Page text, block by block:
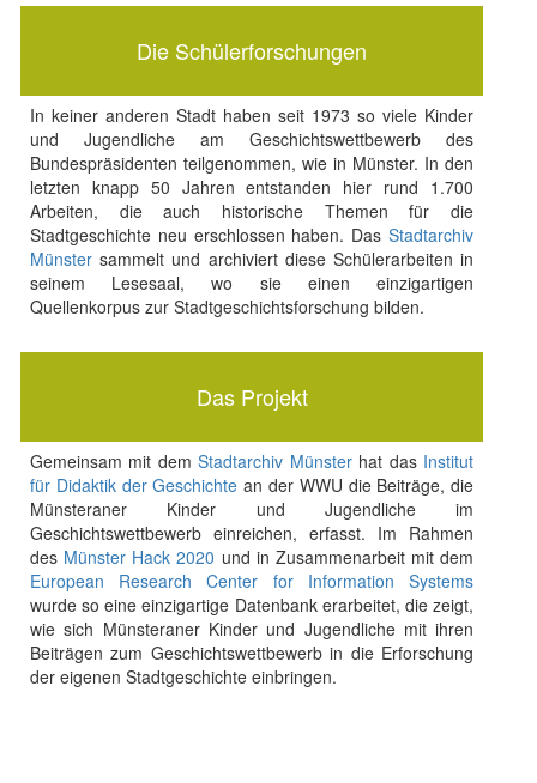
Die Schülerforschungen
In keiner anderen Stadt haben seit 1973 so viele Kinder
und Jugendliche am Geschichtswettbewerb des
Bundespräsidenten teilgenommen, wie in Münster. In den
letzten knapp 50 Jahren entstanden hier rund 1.700
Arbeiten, die auch historische Themen für die
Stadtgeschichte neu erschlossen haben. DasStadtarchiv
Münstersammelt und archiviert diese Schülerarbeiten in
seinem Lesesaal, wo sie einen einzigartigen
Quellenkorpus zur Stadtgeschichtsforschung bilden.
Das Projekt
Gemeinsam mit demStadtarchiv Münsterhat das Institut
für Didaktik der Geschichte an der WWU die Beiträge, die
Münsteraner Kinder und Jugendliche im
Geschichtswettbewerb einreichen, erfasst. Im Rahmen
des Münster Hack 2020 und in Zusammenarbeit mit dem
European Research Center for Information Systems
wurde so eine einzigartige Datenbank erarbeitet, die zeigt,
wie sich Münsteraner Kinder und Jugendliche mit ihren
Beiträgen zum Geschichtswettbewerb in die Erforschung
der eigenen Stadtgeschichte einbringen.